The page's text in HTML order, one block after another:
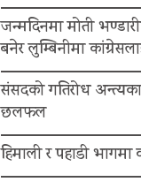
जन्मदिनमा मोती
बनेर लुम्बिनीमा
संसदको गतिरोध
छलफल
हिमाली र पहाडी भागमा